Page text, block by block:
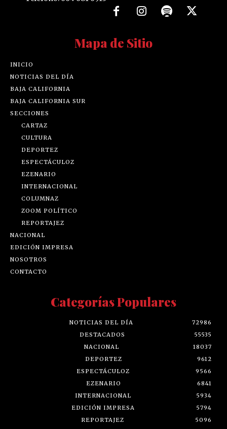
Mapa de Sitio
INICIO
NOTICIAS DEL DÍA
BAJA CALIFORNIA
BAJA CALIFORNIA SUR
SECCIONES
CARTAZ
CULTURA
DEPORTEZ
ESPECTÁCULOZ
EZENARIO
INTERNACIONAL
COLUMNAZ
ZOOM POLÍTICO
REPORTAJEZ
NACIONAL
EDICIÓN IMPRESA
NOSOTROS
CONTACTO
Categorías Populares
NOTICIAS DEL DÍA
72986
DESTACADOS
55535
NACIONAL
18037
DEPORTEZ
9612
ESPECTÁCULOZ
9566
EZENARIO
6841
INTERNACIONAL
5934
EDICIÓN IMPRESA
5794
REPORTAJEZ
5096